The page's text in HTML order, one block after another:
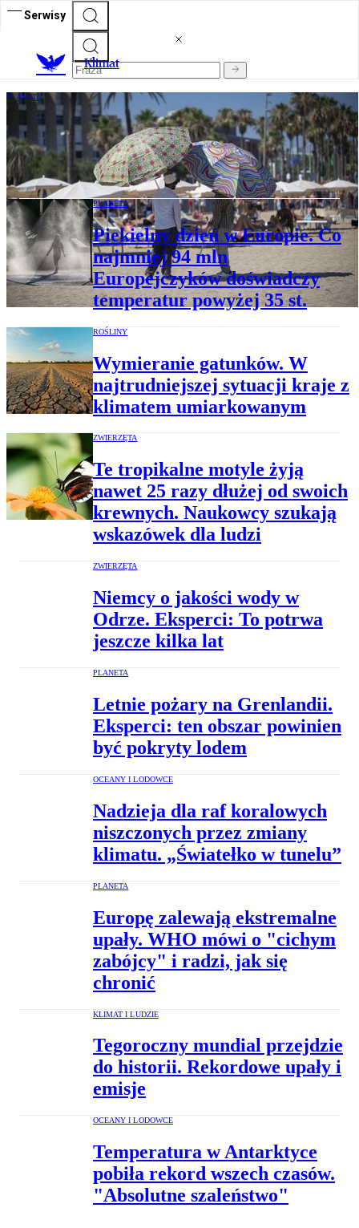
Serwisy
Klimat
PLANETA
Fala upałów w Europie. Eksperci o
zjawisku, które dodatkowo podnosi
temperaturę
PLANETA
Piekielny dzień w Europie. Co
najmniej 94 mln
Europejczyków doświadczy
temperatur powyżej 35 st.
ROŚLINY
Wymieranie gatunków. W
najtrudniejszej sytuacji kraje z
klimatem umiarkowanym
ZWIERZĘTA
Te tropikalne motyle żyją
nawet 25 razy dłużej od swoich
krewnych. Naukowcy szukają
wskazówek dla ludzi
ZWIERZĘTA
Niemcy o jakości wody w
Odrze. Eksperci: To potrwa
jeszcze kilka lat
PLANETA
Letnie pożary na Grenlandii.
Eksperci: ten obszar powinien
być pokryty lodem
OCEANY I LODOWCE
Nadzieja dla raf koralowych
niszczonych przez zmiany
klimatu. „Światełko w tunelu”
PLANETA
Europę zalewają ekstremalne
upały. WHO mówi o "cichym
zabójcy" i radzi, jak się
chronić
KLIMAT I LUDZIE
Tegoroczny mundial przejdzie
do historii. Rekordowe upały i
emisje
OCEANY I LODOWCE
Temperatura w Antarktyce
pobiła rekord wszech czasów.
"Absolutne szaleństwo"